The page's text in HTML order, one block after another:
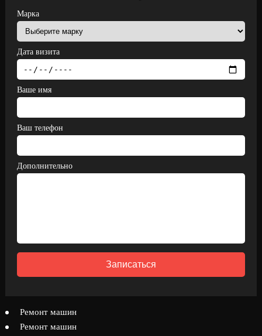
Марка
Дата визита
Ваше имя
Ваш телефон
Дополнительно
Записаться
Ремонт машин
Ремонт машин